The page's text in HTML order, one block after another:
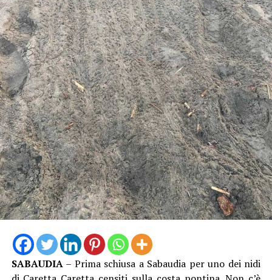
SABAUDIA– Prima schiusa a Sabaudia per uno dei nidi
di Caretta Caretta censiti sulla costa pontina. Non c’è
stato bisogno di aspettare le immagini della telecamera
posizionata esattamente sopra il punto di deposizione,
perché le tracce lasciate sulla sabbia dalle piccole pinne
che di notte hanno attraversato la spiaggia,
il mare, erano inequivocabili.
E’ Tartalazio a dare la notizie del lieto evento: “Stanotte
tantissimi piccoli sono emersi dalla sabbia dirigendosi